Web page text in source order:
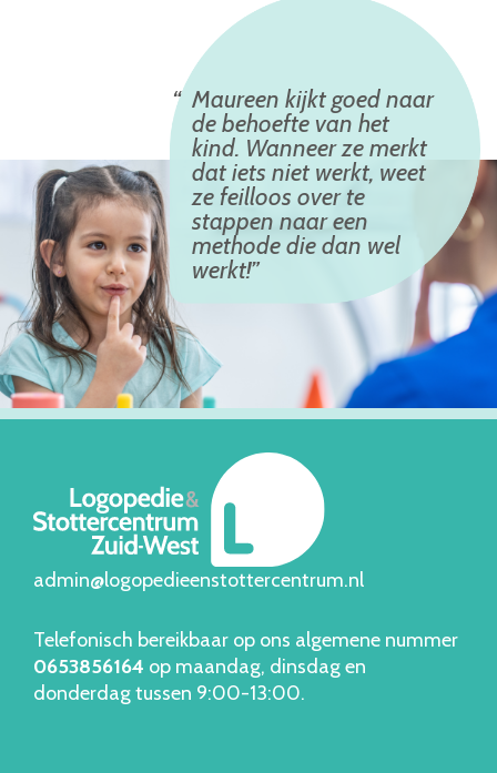
Maureen kijkt goed naar
de behoefte van het
kind. Wanneer ze merkt
dat iets niet werkt, weet
ze feilloos over te
stappen naar een
methode die dan wel
werkt!
admin@logopedieenstottercentrum.nl
Telefonisch bereikbaar op ons algemene nummer
0653856164 op maandag, dinsdag en
donderdag tussen 9:00-13:00.